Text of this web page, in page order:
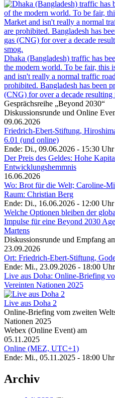
Dhaka (Bangladesh) traffic has
the modern world. To be fair, this
and isn't really a normal traffic
prohibited. Bangladesh has been
(CNG) for over a decade
Gesprächsreihe „Beyond 2030“
Diskussionsrunde und Online
09.06.2026
Friedrich-Ebert-Stiftung,
6.01 (und online)
Ende: Di., 09.06.2026 - 15:30 Uhr
Der Preis des Geldes: Hohe
Entwicklungshemmnis
16.06.2026
Wo: Brot für die Welt; Caroline-
Raum: Christian Berg
Ende: Di., 16.06.2026 - 12:00 Uhr
Welche Optionen bleiben der
Impulse für eine Beyond 2030
Martens
Diskussionsrunde und Empfang
23.09.2026
Ort: Friedrich-Ebert-Stiftung,
Ende: Mi., 23.09.2026 - 18:00 Uhr
Live aus Doha: Online-Briefing
Vereinten Nationen 2025
Live aus Doha 2
Online-Briefing vom zweiten
Nationen 2025
Webex (Online Event) am
05.11.2025
Online (MEZ, UTC+1)
Ende: Mi., 05.11.2025 - 18:00 Uhr
Archiv